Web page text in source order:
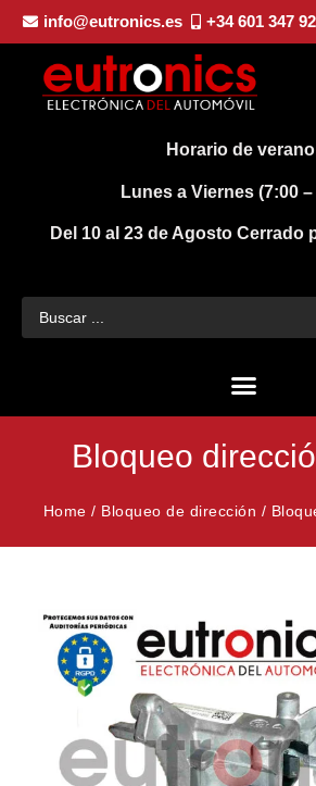
info@eutronics.es +34 601 347
Horario de
Lunes a Viernes (7:00 –
Del 10 al 23 de Agosto Cerrado
Bloqueo
Home / Bloqueo de dirección /